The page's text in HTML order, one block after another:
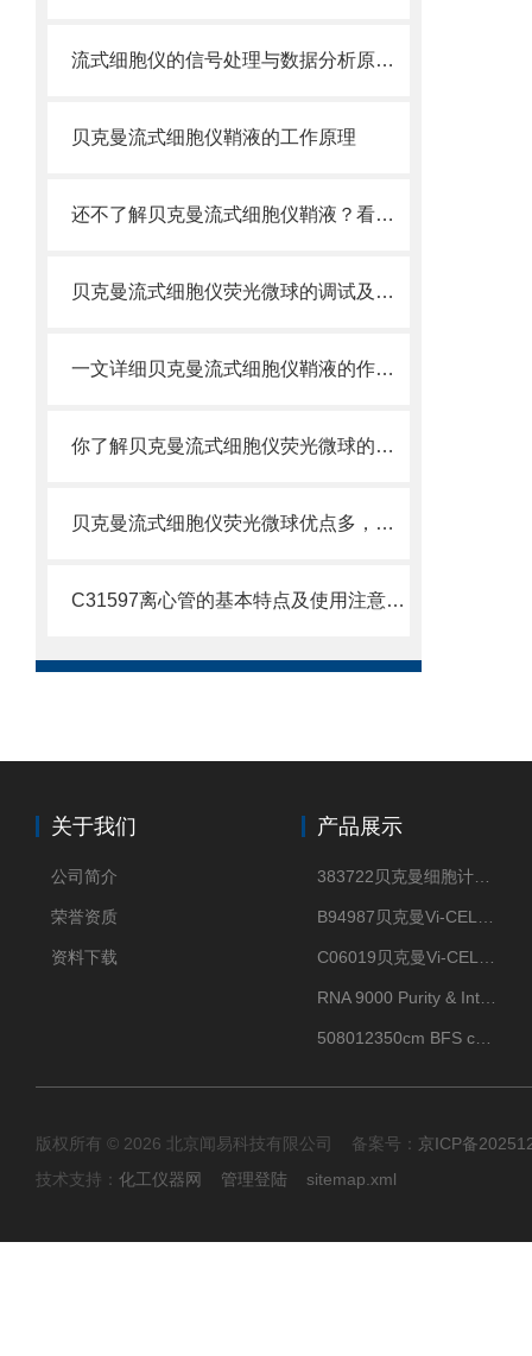
流式细胞仪的信号处理与数据分析原理分析
贝克曼流式细胞仪鞘液的工作原理
还不了解贝克曼流式细胞仪鞘液？看这里就对了！
贝克曼流式细胞仪荧光微球的调试及使用
一文详细贝克曼流式细胞仪鞘液的作用原理
你了解贝克曼流式细胞仪荧光微球的制备之怎样的吗
贝克曼流式细胞仪荧光微球优点多，实用效果好
C31597离心管的基本特点及使用注意事项
关于我们
公司简介
荣誉资质
资料下载
产品展示
版权所有 © 2026 北京闻易科技有限公司 备案号： 京ICP备
技术支持： 化工仪器网 管理登陆 sitemap.xml